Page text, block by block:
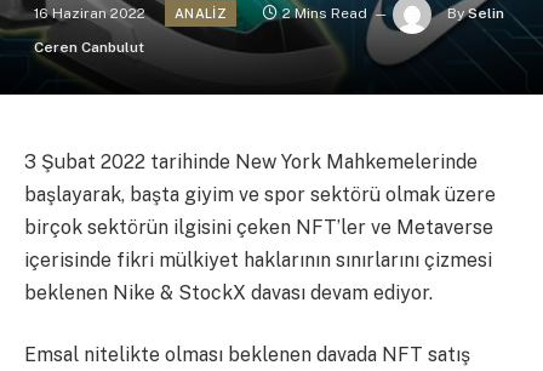
16 Haziran 2022 ANALIZ 2 Mins Read By Selin
Ceren Canbulut
3 Şubat 2022 tarihinde New York Mahkemelerinde
başlayarak, başta giyim ve spor sektörü olmak üzere
birçok sektörün ilgisini çeken NFT’ler ve Metaverse
içerisinde fikri mülkiyet haklarının sınırlarını çizmesi
beklenen Nike & StockX davası devam ediyor.
Emsal nitelikte olması beklenen davada NFT satış